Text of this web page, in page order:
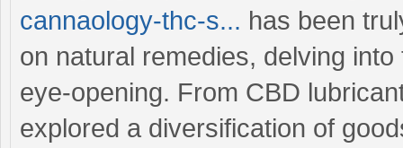
cannaology-thc-s... has been
on natural remedies, delving
eye-opening. From CBD
explored a diversification of